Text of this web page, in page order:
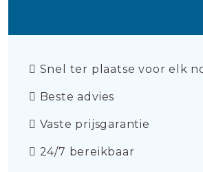
Snel ter plaatse voor elk
Beste advies
Vaste prijsgarantie
24/7 bereikbaar